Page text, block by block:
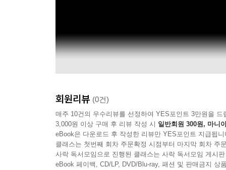
회원리뷰 (0건)
매주 10건의 우수리뷰를 선정하여 YES포인트 3만원을 드
3,000원 이상 구매 후 리뷰 작성 시 일반회원 300원, 마니
eBook은 다운로드 후 작성한 리뷰만 YES포인트 지급됩니
클래스는 첫번째 회차 주문확정 시점부터 마지막 회차 주
사락 독서모임으로 진행된 클래스는 사락 독서모임 게시
eBook 페이백, CD/LP, DVD/Blu-ray, 패션 및 판매금지 상